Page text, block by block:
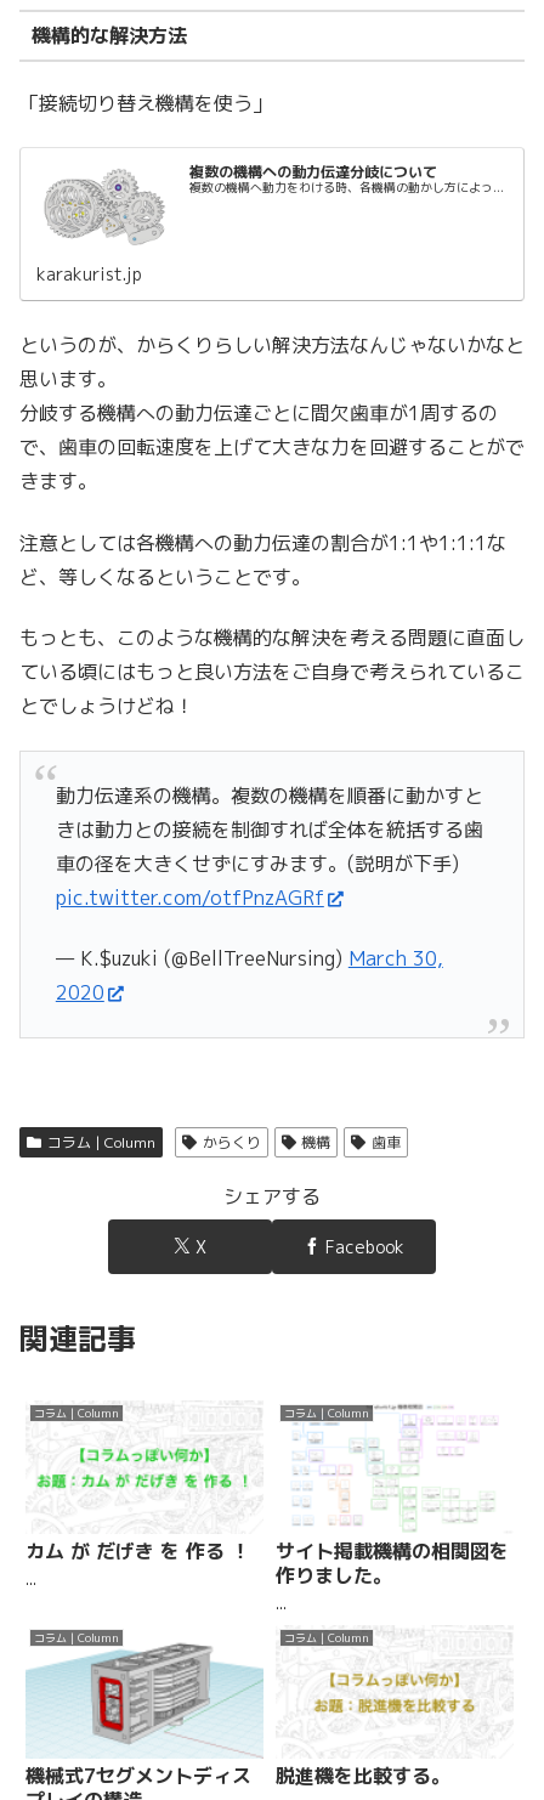
機構的な解決方法
「接続切り替え機構を使う」
複数の機構への動力伝達分岐について
複数の機構へ動力をわける時、各機構の動かし方によっ...
karakurist.jp
というのが、からくりらしい解決方法なんじゃないかなと
思います。
分岐する機構への動力伝達ごとに間欠歯車が1周するの
で、歯車の回転速度を上げて大きな力を回避することがで
きます。
注意としては各機構への動力伝達の割合が1:1や1:1:1な
ど、等しくなるということです。
もっとも、このような機構的な解決を考える問題に直面し
ている頃にはもっと良い方法をご自身で考えられているこ
とでしょうけどね！
動力伝達系の機構。複数の機構を順番に動かすと
きは動力との接続を制御すれば全体を統括する歯
車の径を大きくせずにすみます。(説明が下手)
pic.twitter.com/otfPnzAGRf
— K.$uzuki (@BellTreeNursing) March 30,
2020
コラム | Column からくり 機構 歯車
シェアする
X Facebook
関連記事
コラム | Column
カム が だげき を 作る ！
...
コラム | Column
サイト掲載機構の相関図を
作りました。
...
コラム | Column
機械式7セグメントディス
コラム | Column
脱進機を比較する。